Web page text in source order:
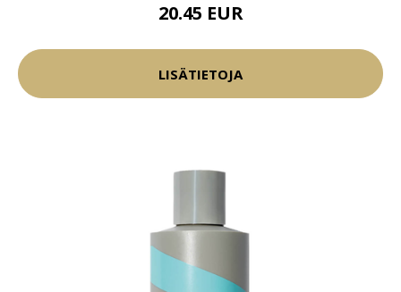
20.45 EUR
LISÄTIETOJA